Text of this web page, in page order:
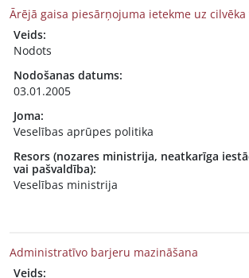
Ārējā gaisa piesārņojuma ietekme uz cilvēka
Veids:
Nodots
Nodošanas datums:
03.01.2005
Joma:
Veselības aprūpes politika
Resors (nozares ministrija, neatkarīga
vai pašvaldība):
Veselības ministrija
Administratīvo barjeru mazināšana
Veids: